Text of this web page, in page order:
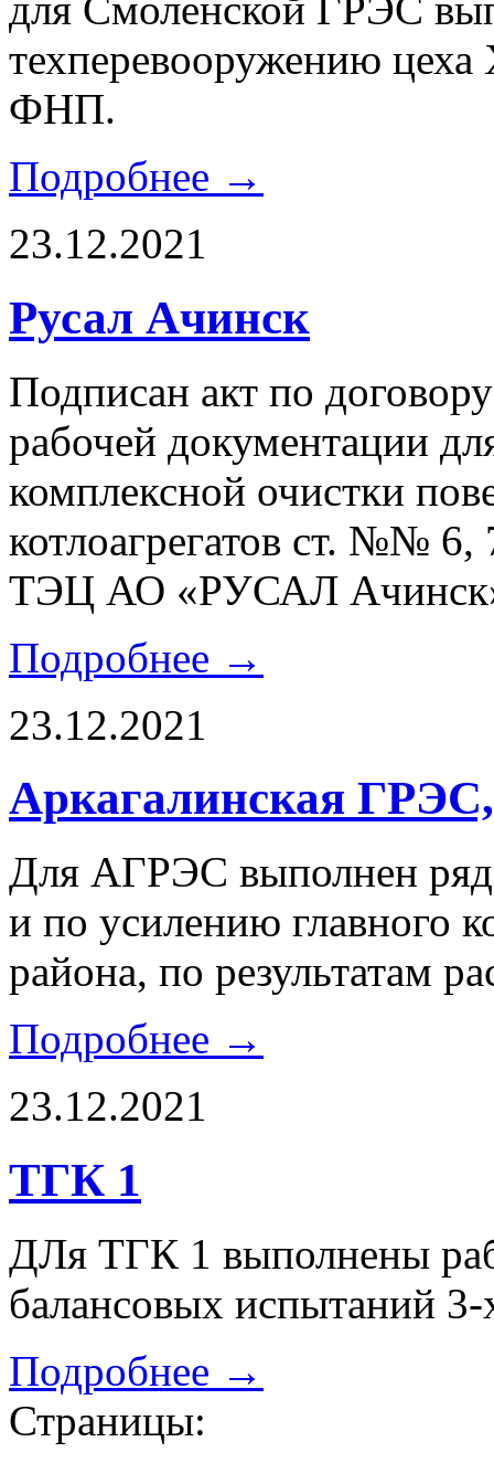
техперевооружению
ФНП.
Подробнее →
23.12.2021
Русал Ачинск
Подписан акт по
рабочей документации
комплексной очистки
котлоагрегатов ст. №№
ТЭЦ АО «РУСАЛ
Подробнее →
23.12.2021
Аркагалинская
Для АГРЭС выполнен ряд
и по усилению главного
района, по результатам
Подробнее →
23.12.2021
ТГК 1
ДЛя ТГК 1 выполнены
балансовых испытаний
Подробнее →
Страницы: